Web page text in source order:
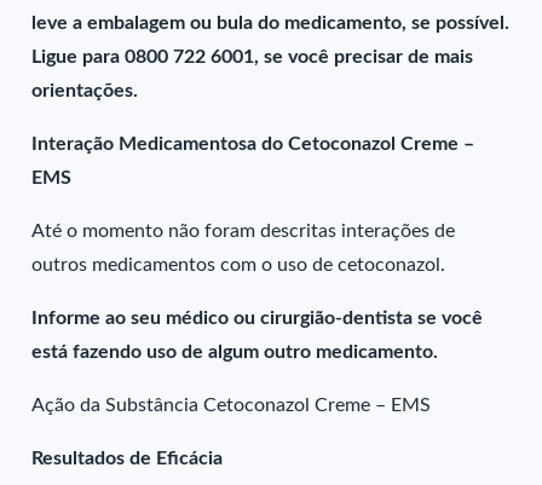
leve a embalagem ou bula do medicamento, se possível.
Ligue para 0800 722 6001, se você precisar de mais
orientações.
Interação Medicamentosa do Cetoconazol Creme –
EMS
Até o momento não foram descritas interações de
outros medicamentos com o uso de cetoconazol.
Informe ao seu médico ou cirurgião-dentista se você
está fazendo uso de algum outro medicamento.
Ação da Substância Cetoconazol Creme – EMS
Resultados de Eficácia